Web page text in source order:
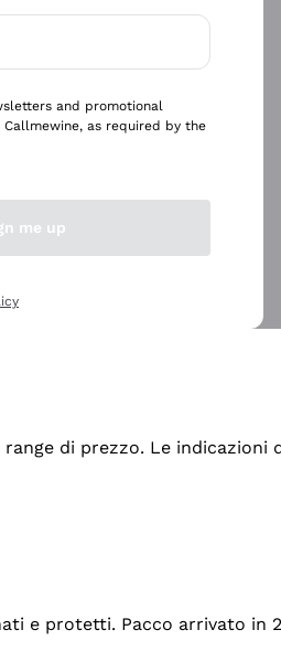
di prezzo. Le indicazioni
e protetti. Pacco arrivato in
and promotional
as required by the
me up